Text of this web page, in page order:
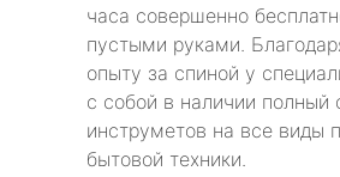
часа совершенно
пустыми руками.
опыту за спиной у
с собой в наличии полный
инструметов на все виды
бытовой техники.